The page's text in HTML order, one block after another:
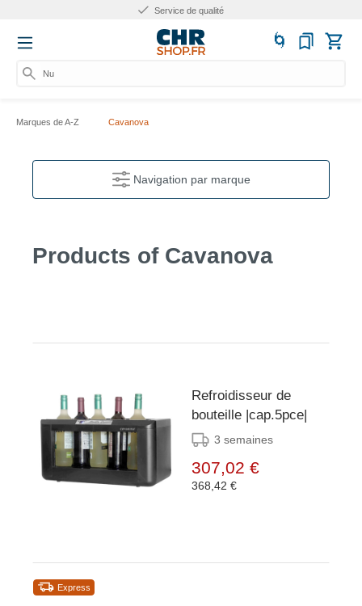
Service de qualité
Num
Marques de A-Z Cavanova
Navigation par marque
Products of Cavanova
Refroidisseur de
bouteille |cap.5pce|
3 semaines
307,02 €
368,42 €
Express